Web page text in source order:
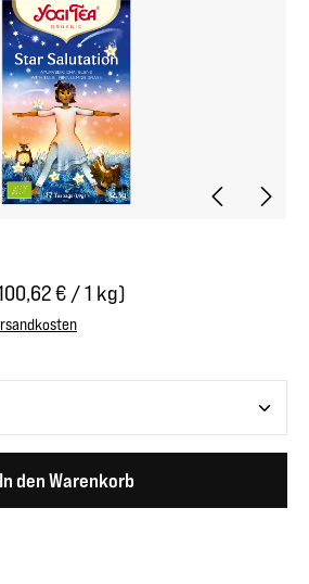
€ / 1 kg)
In den Warenkorb